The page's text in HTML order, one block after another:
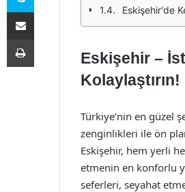
Eskişehir'de
Eskişehir –
Kolaylaştırın!
Türkiye’nin en güzel
zenginlikleri ile ön
Eskişehir, hem yerli
etmenin en konforlu
seferleri, seyahat
E-Posta ile paylaş